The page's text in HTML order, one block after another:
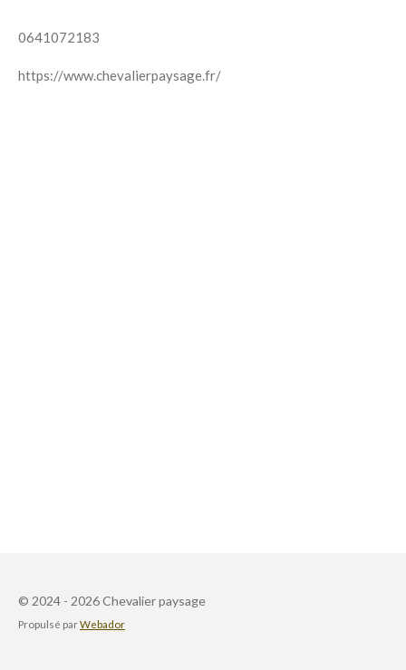
0641072183
https://www.chevalierpaysage.fr/
© 2024 - 2026 Chevalier paysage
Propulsé parWebador